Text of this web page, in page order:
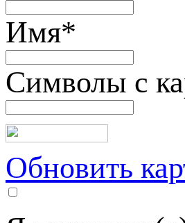
Имя*
Символы с
Обновить